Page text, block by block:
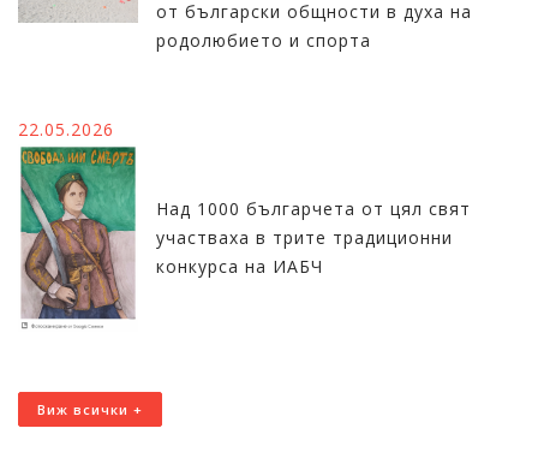
от български общности в духа на
родолюбието и спорта
22.05.2026
Над 1000 българчета от цял свят
участваха в трите традиционни
конкурса на ИАБЧ
Виж всички +